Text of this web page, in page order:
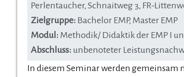
Perlentaucher, Schnaitweg 3, FR-
Zielgruppe: Bachelor EMP, Master EMP
Modul: Methodik/ Didaktik der EMP I
Abschluss: unbenoteter
In diesem Seminar werden